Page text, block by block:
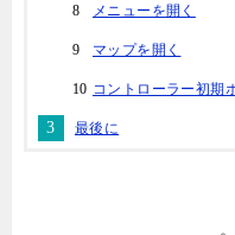
メニューを開く
マップを開く
コントローラー初期
最後に